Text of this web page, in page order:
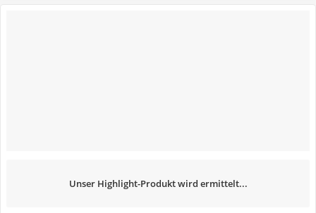
Unser Highlight-Produkt wird ermittelt...